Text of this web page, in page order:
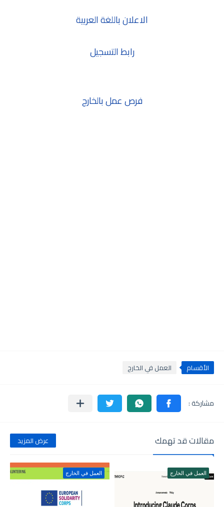
الاعلان باللغة العربية
رابط التسجيل
فرص عمل بالخارج
الأقسام العمل في الخارج
مقالات قد تهمك عرض المزيد
العمل في الخارج العمل في الخارج